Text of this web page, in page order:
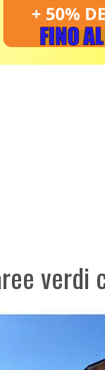
verdi